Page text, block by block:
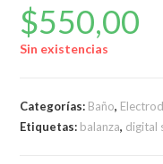
$550,00
Sin existencias
Categorías: Baño,
Etiquetas: balanza, digital